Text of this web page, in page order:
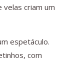
criam um
espetáculo.
com